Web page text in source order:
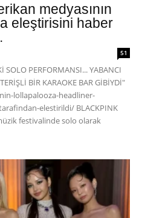
medyasının
eleştirisini haber
51
PERFORMANSI... YABANCI
BİR KARAOKE BAR GİBİYDİ"
lollapalooza-headliner-
elestirildi/ BLACKPINK
festivalinde solo olarak